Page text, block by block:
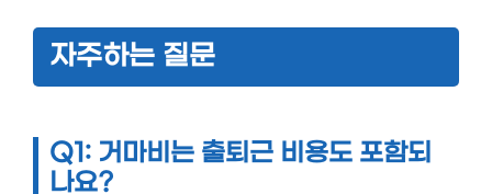
자주하는 질문
Q1: 거마비는 출퇴근 비용도 포함되
나요?